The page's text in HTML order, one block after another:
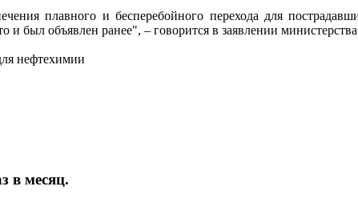
плавного и бесперебойного перехода для
и был объявлен ранее", – говорится в заявлении
нефтехимии
в месяц.